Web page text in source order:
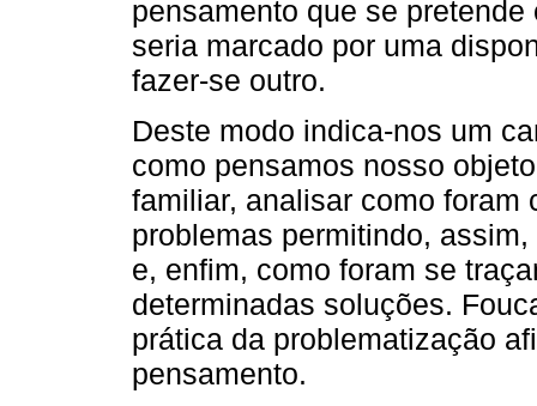
pensamento que se
seria marcado por uma
fazer-se outro.
Deste modo indica-nos um
como pensamos nosso
familiar, analisar como
problemas permitindo,
e, enfim, como foram se
determinadas soluções.
prática da problematização
pensamento.